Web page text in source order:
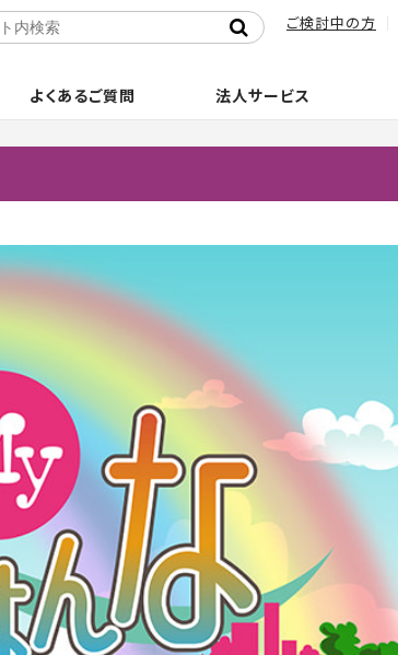
よくあるご質問 法人サービス
ご検討中の方